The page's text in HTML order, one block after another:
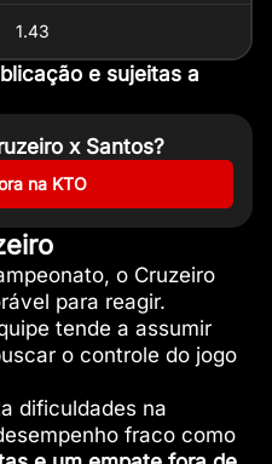
1.43
e sujeitas a
x Santos?
na KTO
o Cruzeiro
para reagir.
tende a assumir
o controle do jogo
dificuldades na
fraco como